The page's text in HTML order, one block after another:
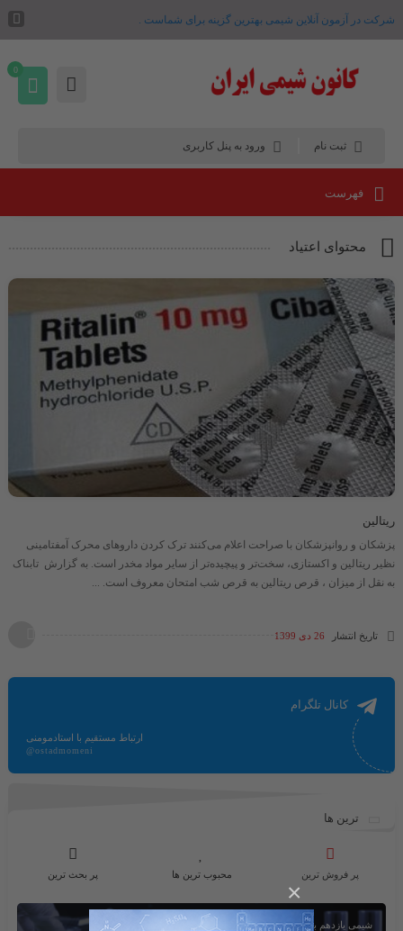
×
شرکت در آزمون آنلاین شیمی بهترین گزینه برای شماست .
ثبت نام ورود به پنل کاربری
0
فهرست
محتوای اعتیاد
ریتالین
پزشکان و روانپزشکان با صراحت اعلام می‌کنند ترک کردن داروهای محرک آمفتامینی
نظیر ریتالین و اکستازی، سخت‌تر و پیچیده‌تر از سایر مواد مخدر است. به گزارش تابناک
به نقل از میزان ، قرص ریتالین به قرص شب امتحان معروف است. ...
تاریخ انتشار 26 دی 1399
کانال تلگرام
ارتباط مستقیم با استادمومنی
@ostadmomeni
ترین ها
پر فروش ترین محبوب ترین ها پر بحث ترین
شیمی یازدهم بخش اول